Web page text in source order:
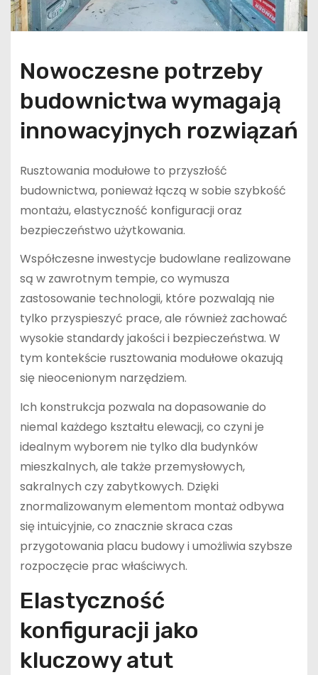
Nowoczesne potrzeby
budownictwa wymagają
innowacyjnych rozwiązań
Rusztowania modułowe to przyszłość
budownictwa, ponieważ łączą w sobie szybkość
montażu, elastyczność konfiguracji oraz
bezpieczeństwo użytkowania.
Współczesne inwestycje budowlane realizowane
są w zawrotnym tempie, co wymusza
zastosowanie technologii, które pozwalają nie
tylko przyspieszyć prace, ale również zachować
wysokie standardy jakości i bezpieczeństwa. W
tym kontekście rusztowania modułowe okazują
się nieocenionym narzędziem.
Ich konstrukcja pozwala na dopasowanie do
niemal każdego kształtu elewacji, co czyni je
idealnym wyborem nie tylko dla budynków
mieszkalnych, ale także przemysłowych,
sakralnych czy zabytkowych. Dzięki
znormalizowanym elementom montaż odbywa
się intuicyjnie, co znacznie skraca czas
przygotowania placu budowy i umożliwia szybsze
rozpoczęcie prac właściwych.
Elastyczność
konfiguracji jako
kluczowy atut